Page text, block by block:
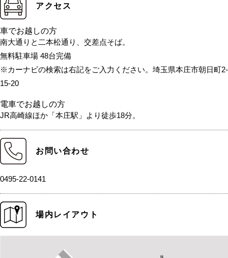
アクセス
車でお越しの方
南大通りと二本松通り、交差点そば。
無料駐車場 48台完備
※カーナビの検索は右記をご入力ください。埼玉県本庄市朝日町2-
15-20
電車でお越しの方
JR高崎線ほか「本庄駅」より徒歩18分。
お問い合わせ
0495-22-0141
場内レイアウト